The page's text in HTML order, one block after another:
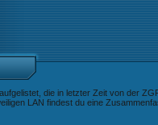
die in letzter Zeit von der
LAN findest du eine